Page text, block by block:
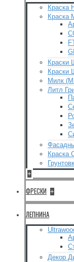
Краска
Краска
Краски
Краски
Милк
Литл
Краска
+
ФРЕСКИ +
ЛЕПНИНА
Декор